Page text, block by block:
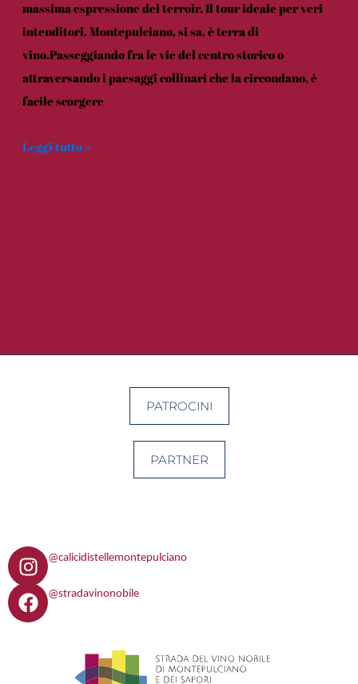
massima espressione del terroir. Il tour ideale per veri
intenditori. Montepulciano, si sa, è terra di
vino.Passeggiando fra le vie del centro storico o
attraversando i paesaggi collinari che la circondano, è
facile scorgere
Leggi tutto »
I
n
s
t
@calicidistellemontepulciano
F
a
@stradavinonobile
PATROCINI
PARTNER